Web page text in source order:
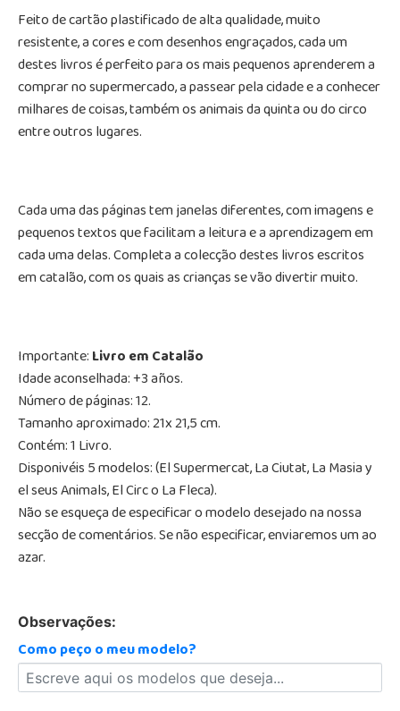
Feito de cartão plastificado de alta qualidade, muito
resistente, a cores e com desenhos engraçados, cada um
destes livros é perfeito para os mais pequenos aprenderem a
comprar no supermercado, a passear pela cidade e a conhecer
milhares de coisas, também os animais da quinta ou do circo
entre outros lugares.
Cada uma das páginas tem janelas diferentes, com imagens e
pequenos textos que facilitam a leitura e a aprendizagem em
cada uma delas. Completa a colecção destes livros escritos
em catalão, com os quais as crianças se vão divertir muito.
Importante:Livro em Catalão
Idade aconselhada: +3 años.
Número de páginas: 12.
Tamanho aproximado: 21x 21,5 cm.
Contém: 1 Livro.
Disponivéis 5 modelos: (El Supermercat, La Ciutat, La Masia y
el seus Animals, El Circ o La Fleca).
Não se esqueça de especificar o modelo desejado na nossa
secção de comentários. Se não especificar, enviaremos um ao
azar.
Observações:
Como peço o meu modelo?